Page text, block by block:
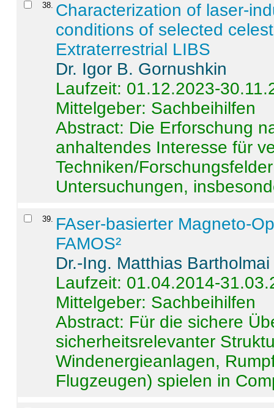
38. Characterization of laser-
conditions of selected
Extraterrestrial LIBS
Dr. Igor B. Gornushkin
Laufzeit: 01.12.2023-
Mittelgeber: Sachbeihilfen
Abstract: Die Erforschung
anhaltendes Interesse für
Techniken/
Untersuchungen,
39. FAser-basierter Magneto-
FAMOS²
Dr.-Ing. Matthias Bartholmai
Laufzeit: 01.04.2014-
Mittelgeber: Sachbeihilfen
Abstract: Für die sichere
sicherheitsrelevanter
Windenergieanlagen,
Flugzeugen) spielen in